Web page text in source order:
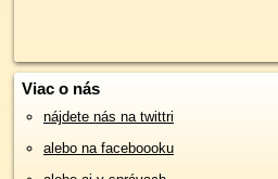
Viac o nás
nájdete nás na twittri
alebo na faceboooku